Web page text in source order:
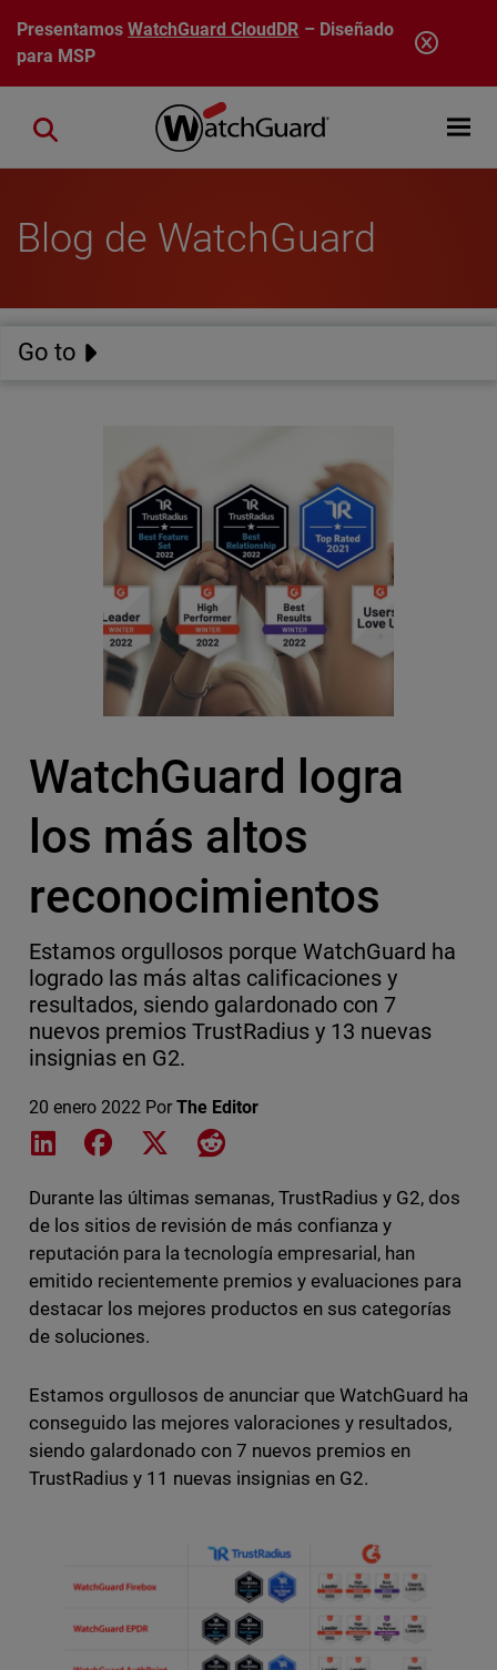
Pasar al contenido principal
PresentamosWatchGuard CloudDR – Diseñado
para MSP
Open
Close search
Blog de WatchGuard
Go to
WatchGuard logra
los más altos
reconocimientos
Estamos orgullosos porque WatchGuard ha
logrado las más altas calificaciones y
resultados, siendo galardonado con 7
nuevos premios TrustRadius y 13 nuevas
insignias en G2.
20 enero 2022 Por The Editor
Share on LinkedIn
Share on Facebook
Share on XShare on Reddit
Durante las últimas semanas, TrustRadius y G2, dos
de los sitios de revisión de más confianza y
reputación para la tecnología empresarial, han
emitido recientemente premios y evaluaciones para
destacar los mejores productos en sus categorías
de soluciones.
Estamos orgullosos de anunciar que WatchGuard ha
conseguido las mejores valoraciones y resultados,
siendo galardonado con 7 nuevos premios en
TrustRadius y 11 nuevas insignias en G2.